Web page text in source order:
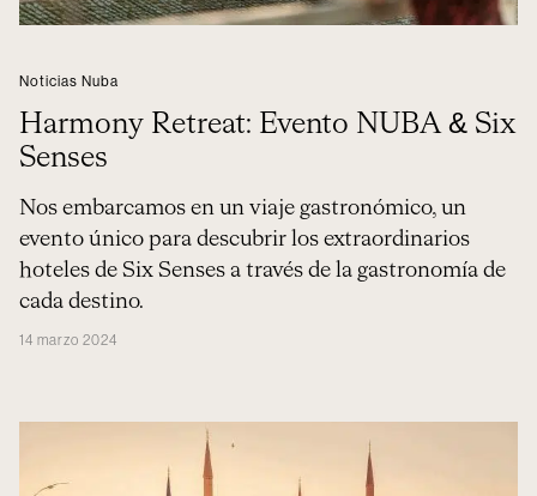
Noticias Nuba
Harmony Retreat: Evento NUBA & Six
Senses
Nos embarcamos en un viaje gastronómico, un
evento único para descubrir los extraordinarios
hoteles de Six Senses a través de la gastronomía de
cada destino.
14 marzo 2024